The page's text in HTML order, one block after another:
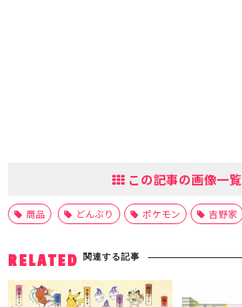
この記事の画像一覧
商品 どんぶり ポケモン 吉野家
RELATED 関連する記事